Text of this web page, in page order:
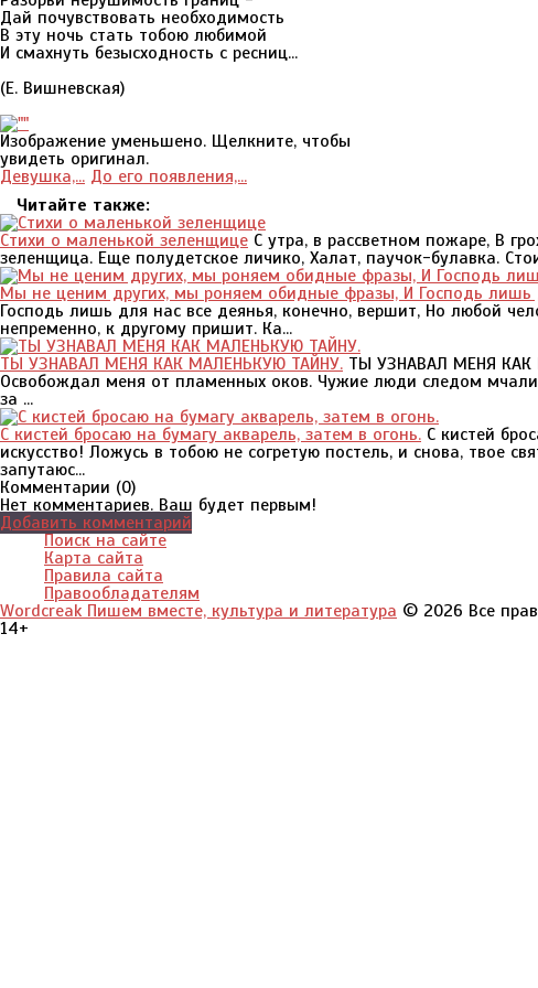
Дай почувствовать необходимость
В эту ночь стать тобою любимой
И смахнуть безысходность с ресниц...
(Е. Вишневская)
Изображение уменьшено. Щелкните, чтобы
увидеть оригинал.
Девушка,... До eго появлeния,...
Читайте также:
Стихи о маленькой зеленщице С утра, в рассветном пожаре, В
зеленщица. Еще полудетское личико, Халат, паучок-булавка.
Мы не ценим других, мы роняем обидные фразы, И Господь лишь
Господь лишь для нас все деянья, конечно, вершит, Но любой
непременно, к другому пришит. Ка...
ТЫ УЗНАВАЛ МЕНЯ КАК МАЛЕНЬКУЮ ТАЙНУ. ТЫ УЗНАВАЛ МЕНЯ КАК
Освобождал меня от пламенных оков. Чужие люди следом
за ...
С кистей бросаю на бумагу акварель, затем в огонь. С кистей
искусство! Ложусь в тобою не согретую постель, и снова, твое
запутаюс...
Комментарии (0)
Нет комментариев. Ваш будет первым!
Добавить комментарий
Поиск на сайте
Карта сайта
Правила сайта
Правообладателям
Wordcreak Пишем вместе, культура и литература © 2026 Все
14+